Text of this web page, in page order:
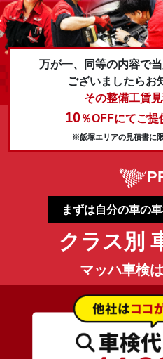
万が一、同等の内容で
ございましたらお
その整備工賃
10％OFFにてご提
※飯塚エリアの見積書に
まずは自分の車の
クラス別
マッハ車検